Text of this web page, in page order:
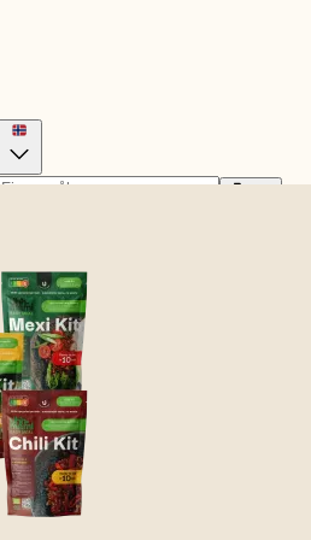
Spansk
Svensk
Engelsk (UK)
Italiensk
THAI KIT